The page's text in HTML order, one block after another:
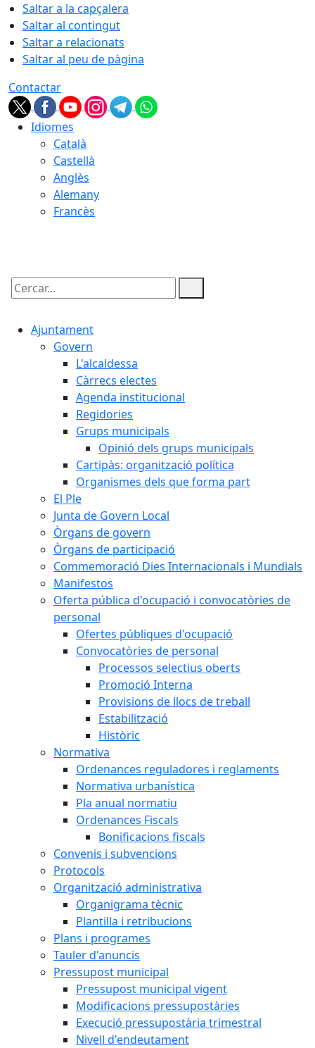
Saltar a la capçalera
Saltar al contingut
Saltar a relacionats
Saltar al peu de pàgina
Contactar
Idiomes
Català
Castellà
Anglès
Alemany
Francès
Cercar:
Ajuntament
Govern
L'alcaldessa
Càrrecs electes
Agenda institucional
Regidories
Grups municipals
Opinió dels grups municipals
Cartipàs: organització política
Organismes dels que forma part
El Ple
Junta de Govern Local
Òrgans de govern
Òrgans de participació
Commemoració Dies Internacionals i Mundials
Manifestos
Oferta pública d'ocupació i convocatòries de
personal
Ofertes públiques d'ocupació
Convocatòries de personal
Processos selectius oberts
Promoció Interna
Provisions de llocs de treball
Estabilització
Històric
Normativa
Ordenances reguladores i reglaments
Normativa urbanística
Pla anual normatiu
Ordenances Fiscals
Bonificacions fiscals
Convenis i subvencions
Protocols
Organització administrativa
Organigrama tècnic
Plantilla i retribucions
Plans i programes
Tauler d'anuncis
Pressupost municipal
Pressupost municipal vigent
Modificacions pressupostàries
Execució pressupostària trimestral
Nivell d'endeutament